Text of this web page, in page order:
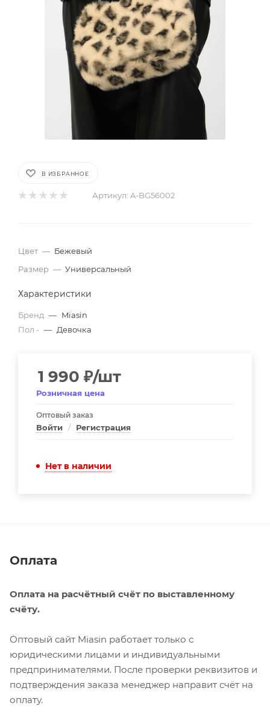
В ИЗБРАННОЕ
Артикул: A-BG56002
Цвет — Бежевый
Размер — Универсальный
Характеристики
Бренд — Miasin
Пол - — Девочка
1 990 ₽/шт
Розничная цена
Оптовый заказ
Войти / Регистрация
Нет в наличии
Оплата
Оплата на расчётный счёт по выставленному
счёту.
Оптовый сайт Miasin работает только с
юридическими лицами и индивидуальными
предпринимателями. После проверки реквизитов и
подтверждения заказа менеджер направит счёт на
оплату.